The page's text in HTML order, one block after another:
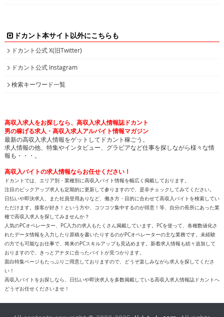
ドカント本サイト以外にこちらも
ドカント公式 X(旧Twitter)
ドカント公式 Instagram
検索キーワード一覧
高収入求人をお探しなら、高収入求人情報誌ドカント
男の稼げる求人・高収入求人アルバイト情報マガジン
最新の高収入求人情報をゲットしてドカント稼ごう。
求人情報の他、特集やインタビュー、グラビアなど仕事を探しながら様々な情
報も・・・。
高収入バイトの求人情報ならお任せください！
ドカントでは、エリア別・業種別に高収入バイト情報を幅広く掲載しております。
注目のピックアップ求人も定期的に更新して参りますので、是非チェックしてみてください。
日払いや即決求人、また社員登用ありなど、働き方・目的に合わせて高収入バイトを検索してい
ただけます。接客が好き！という方や、コツコツ集中するのが得意！等、自分の長所にあった業
種で高収入求人を探してみませんか？
人気のPCオペレーター、PC入力の求人もたくさん掲載しています。PCを使って、各種数値化さ
れたデータ情報を入力したり原稿を書いたりするのがPCオペレーターの主な業務です。未経験
の方でも可能なお仕事で、将来のPCスキルアップも見込めます。新着求人情報も続々追加して
おりますので、きっとアナタに合ったバイトが見つかります。
面白特集ページもたっぷりご用意しておりますので、どうぞ楽しみながら求人を探してくださ
い！
高収入バイトをお探しなら、日払いや即決求人を多数掲載している高収入求人情報誌ドカントへ
どうぞお任せくださいませ！